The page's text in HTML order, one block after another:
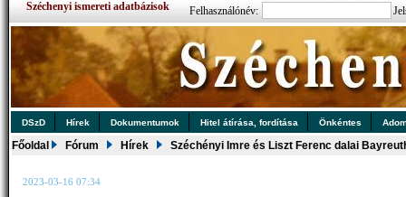
Széchenyi ismereti adatbázisok Felhasználónév:
DSzD Hírek Dokumentumok Hitel átírása, fordítása Önkéntes
Főoldal Fórum Hírek Széchényi Imre és Liszt Ferenc dalai
2023-03-16 07:34